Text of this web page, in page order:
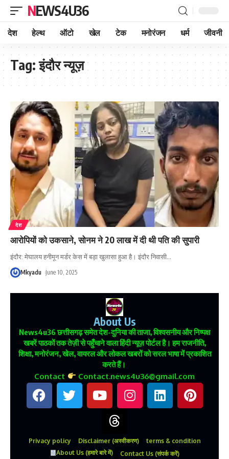
NEWS4U36
देश हेल्थ ऑटो खेल टेक मनोरंजन धर्म जीवनी
Tag:इंदौर न्यूज़
देश
आरोपियों को उकसाने, सोनम ने 20 लाख में दी थी पति की सुपारी
इंदौर: मेघालय हनीमून मर्डर केस में बड़ा खुलासा हुआ है। इंदौर निवासी…
Mkyadu June 10, 2025
About Us
News4u36छत्तीसगढ़ समेत देश-दुनिया की ताजा, विश्वसनीय और निष्पक्ष
खबरें पाठकों तक तेज़ी से पहुँचाने वाला हिंदी न्यूज़ पोर्टल है। हम राजनीति,
शिक्षा, मनोरंजन, खेल, वायरल और लोकल खबरों को सरल भाषा में प्रकाशित
करते हैं।
Contact Contact.news4u36@gmail.com
Privacy policy Disclaimer (अस्वीकरण)
terms & condition
About Us (हमारे बारे में)
Contact Us (संपर्क करें)